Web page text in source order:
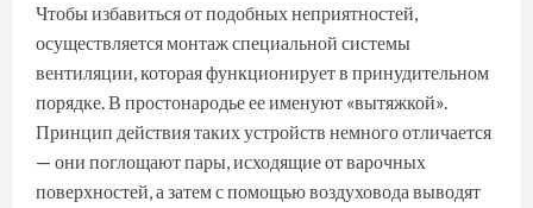
Чтобы избавиться от подобных неприятностей,
осуществляется монтаж специальной системы
вентиляции, которая функционирует в принудительном
порядке. В простонародье ее именуют «вытяжкой».
Принцип действия таких устройств немного отличается
— они поглощают пары, исходящие от варочных
поверхностей, а затем с помощью воздуховода выводят